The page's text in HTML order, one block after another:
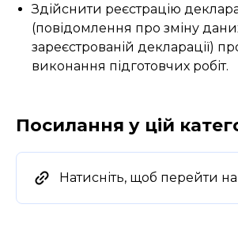
Здійснити реєстрацію
(повідомлення про зміну
зареєстрованій декларації)
виконання підготовчих робіт.
Посилання у цій
Натисніть, щоб перейти на